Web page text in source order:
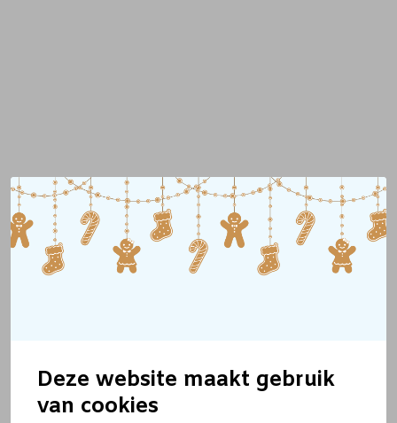
Deze website maakt gebruik
van cookies